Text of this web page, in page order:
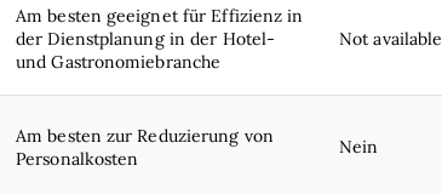
Am besten geeignet für Effizienz in
der Dienstplanung in der Hotel-
und Gastronomiebranche
Not available
Am besten zur Reduzierung von
Personalkosten
Nein